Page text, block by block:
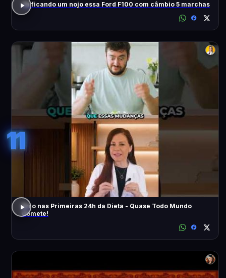
Tá ficando um nojo essa Ford F100 com câmbio 5 marchas
11
Erro nas Primeiras 24h da Dieta - Quase Todo Mundo
Comete!